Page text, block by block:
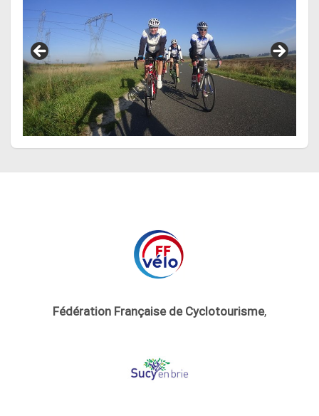
Fédération Française de Cyclotourisme,